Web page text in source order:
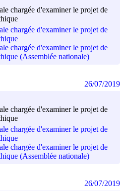
chargée d'examiner le projet de
chargée d'examiner le projet de
chargée d'examiner le projet de
(Assemblée nationale)
chargée d'examiner le projet de
chargée d'examiner le projet de
chargée d'examiner le projet de
(Assemblée nationale)
26/07/2019
26/07/2019